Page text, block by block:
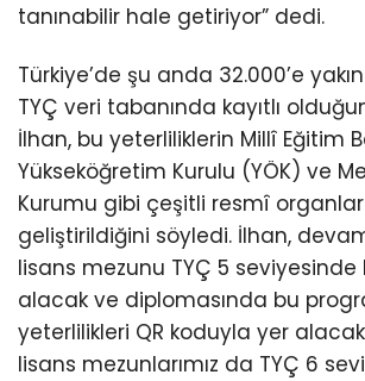
tanınabilir hale getiriyor” dedi.
Türkiye’de şu anda 32.000’e
TYÇ veri tabanında kayıtlı
İlhan, bu yeterliliklerin Millî Eğitim
Yükseköğretim Kurulu (YÖK) ve
Kurumu gibi çeşitli resmî
geliştirildiğini söyledi. İlhan,
lisans mezunu TYÇ 5 seviyesinde
alacak ve diplomasında bu
yeterlilikleri QR koduyla yer
lisans mezunlarımız da TYÇ 6